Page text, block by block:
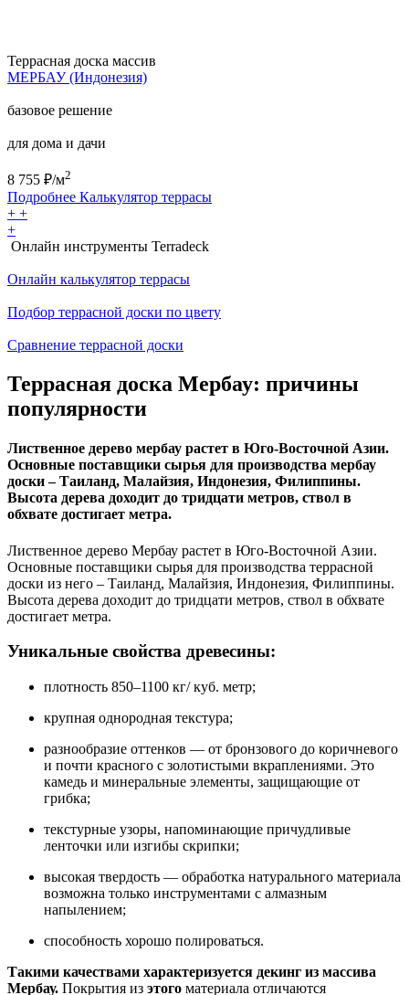
Террасная доска массив
МЕРБАУ (Индонезия)
базовое решение
для дома и дачи
8 755 ₽/м2
Подробнее Калькулятор террасы
+ +
+
Онлайн инструменты Terradeck
Онлайн калькулятор террасы
Подбор террасной доски по цвету
Сравнение террасной доски
Террасная доска Мербау: причины
популярности
Лиственное дерево мербау растет в Юго-Восточной Азии.
Основные поставщики сырья для производства мербау
доски – Таиланд, Малайзия, Индонезия, Филиппины.
Высота дерева доходит до тридцати метров, ствол в
обхвате достигает метра.
Лиственное дерево Мербау растет в Юго-Восточной Азии.
Основные поставщики сырья для производства террасной
доски из него – Таиланд, Малайзия, Индонезия, Филиппины.
Высота дерева доходит до тридцати метров, ствол в обхвате
достигает метра.
Уникальные свойства древесины:
плотность 850–1100 кг/ куб. метр;
крупная однородная текстура;
разнообразие оттенков — от бронзового до коричневого
и почти красного с золотистыми вкраплениями. Это
камедь и минеральные элементы, защищающие от
грибка;
текстурные узоры, напоминающие причудливые
ленточки или изгибы скрипки;
высокая твердость — обработка натурального материала
возможна только инструментами с алмазным
напылением;
способность хорошо полироваться.
Такими качествами характеризуется декинг из массива
Мербау. Покрытия из этого материала отличаются